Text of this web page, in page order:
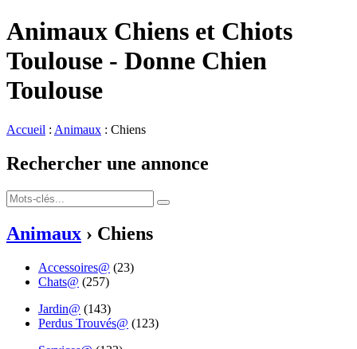
Animaux Chiens et Chiots
Toulouse - Donne Chien
Toulouse
Accueil : Animaux : Chiens
Rechercher une annonce
Animaux › Chiens
Accessoires@ (23)
Chats@ (257)
Jardin@ (143)
Perdus Trouvés@ (123)